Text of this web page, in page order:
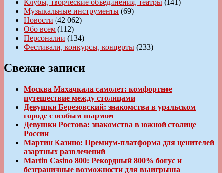
Клубы, творческие объединения, театры (141)
Музыкальные инструменты (69)
Новости (42 062)
Обо всем (112)
Персоналии (134)
Фестивали, конкурсы, концерты (233)
Свежие записи
Москва Махачкала самолет: комфортное
путешествие между столицами
Девушки Березовский: знакомства в уральском
городе с особым шармом
Девушки Ростова: знакомства в южной столице
России
Мартин Казино: Премиум-платформа для ценителей
азартных развлечений
Martin Casino 800: Рекордный 800% бонус и
безграничные возможности для выигрыша